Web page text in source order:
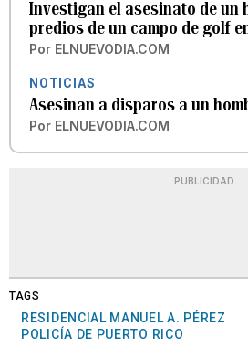
Investigan el asesinato de un
predios de un campo de golf
Por ELNUEVODIA.COM
NOTICIAS
Asesinan a disparos a un
Por ELNUEVODIA.COM
PUBLICIDAD
TAGS
RESIDENCIAL MANUEL A. PÉREZ
POLICÍA DE PUERTO RICO